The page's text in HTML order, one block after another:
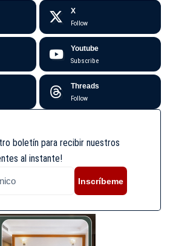
X
Follow
Youtube
Subscribe
Threads
Follow
boletín para recibir nuestros
al instante!
Inscríbeme